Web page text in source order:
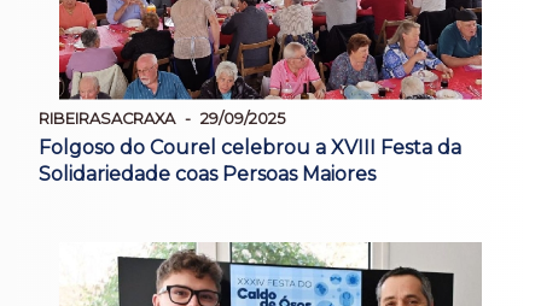
RIBEIRASACRAXA 29/09/2025
Folgoso do Courel celebrou a XVIII Festa da
Solidariedade coas Persoas Maiores